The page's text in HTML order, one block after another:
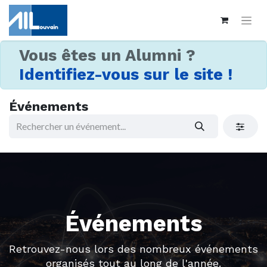
Vous êtes un Alumni ?
Identifiez-vous sur le site !
Événements
Événements
Retrouvez-nous lors des nombreux événements
organisés tout au long de l'année.